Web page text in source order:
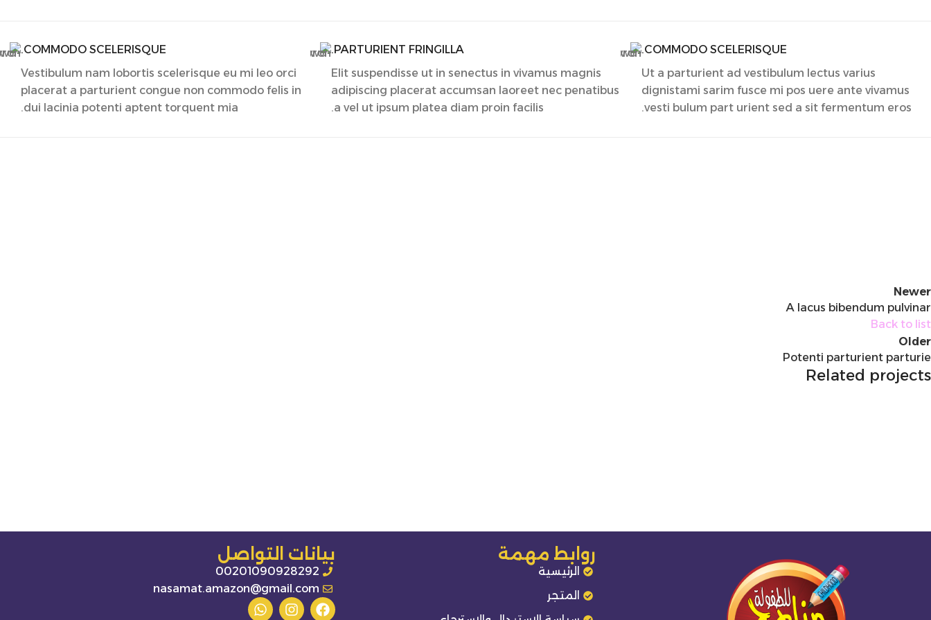
COMMODO SCELERISQUE.
Ut a parturient ad vestibulum lectus varius
dignistami sarim fusce mi pos uere ante vivamus
vesti bulum part urient sed a sit fermentum eros.
PARTURIENT FRINGILLA.
Elit suspendisse ut in senectus in vivamus magnis
adipiscing placerat accumsan laoreet nec penatibus
a vel ut ipsum platea diam proin facilis.
COMMODO SCELERISQUE.
Vestibulum nam lobortis scelerisque eu mi leo orci
placerat a parturient congue non commodo felis in
dui lacinia potenti aptent torquent mia.
Newer
A lacus bibendum pulvinar
Back to list
Older
Potenti parturient parturie
Related projects
روابط مهمة
الرئيسية
المتجر
بيانات التواصل
00201090928292
nasamat.amazon@gmail.com